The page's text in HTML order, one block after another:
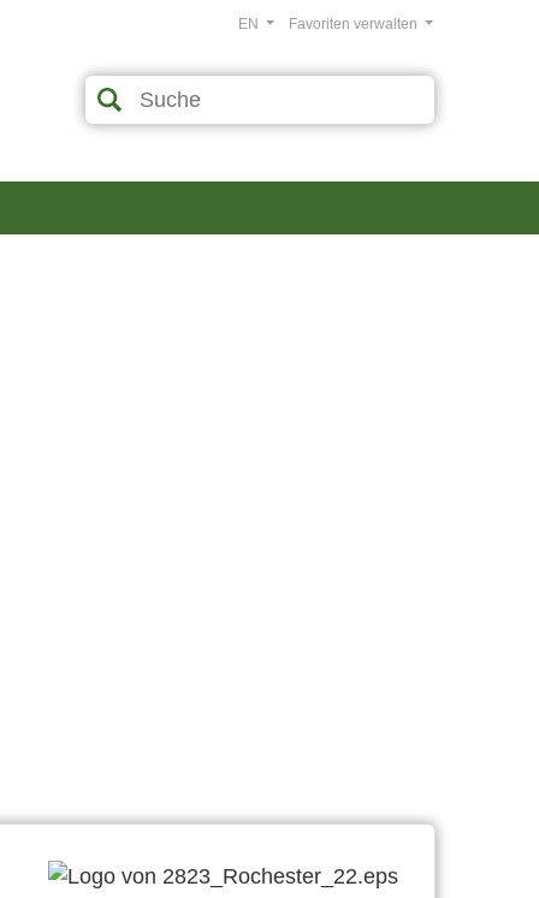
Favoriten verwalten
EN